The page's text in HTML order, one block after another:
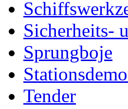
Sicherheits-
Sprungboje
Tender